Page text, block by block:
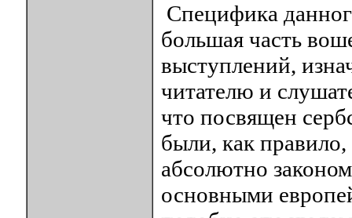
Специфика
большая часть
выступлений,
читателю и
что посвящен
были, как
абсолютно
основными